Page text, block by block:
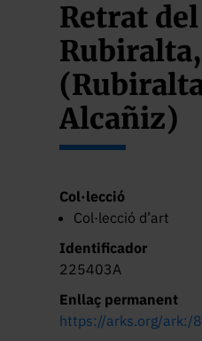
Retrat
Alcañiz)
Col·lecció
Col·lecció d’art
Identificador
225403A
Enllaç permanent
https://arks.org/ark:/